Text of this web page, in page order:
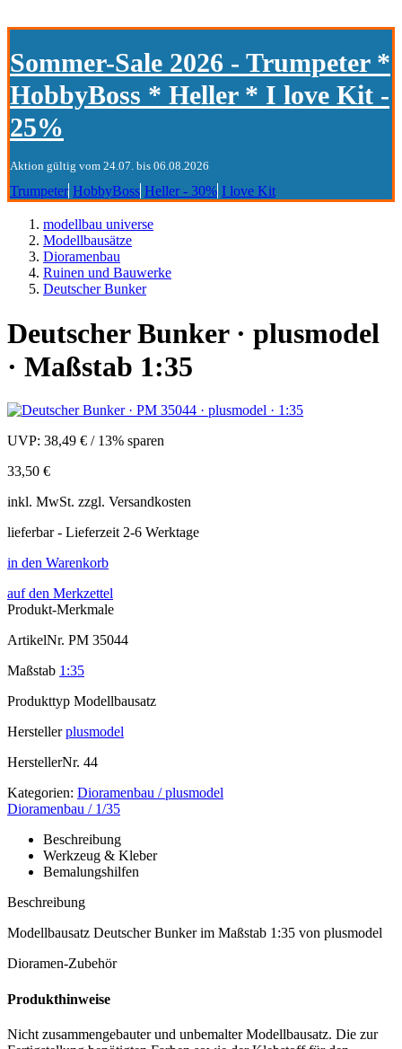
Sommer-Sale 2026 - Trumpeter *
HobbyBoss * Heller * I love Kit -
25%
Aktion gültig vom 24.07. bis 06.08.2026
Trumpeter HobbyBoss Heller - 30% I love Kit
modellbau universe
Modellbausätze
Dioramenbau
Ruinen und Bauwerke
Deutscher Bunker
Deutscher Bunker · plusmodel
· Maßstab 1:35
UVP: 38,49 € / 13% sparen
33,50 €
inkl. MwSt. zzgl. Versandkosten
lieferbar - Lieferzeit 2-6 Werktage
in den Warenkorb
auf den Merkzettel
Produkt-Merkmale
ArtikelNr. PM 35044
Maßstab 1:35
Produkttyp Modellbausatz
Hersteller plusmodel
HerstellerNr. 44
Kategorien: Dioramenbau / plusmodel
Dioramenbau / 1/35
Beschreibung
Werkzeug & Kleber
Bemalungshilfen
Beschreibung
Modellbausatz Deutscher Bunker im Maßstab 1:35 von plusmodel
Dioramen-Zubehör
Produkthinweise
Nicht zusammengebauter und unbemalter Modellbausatz. Die zur